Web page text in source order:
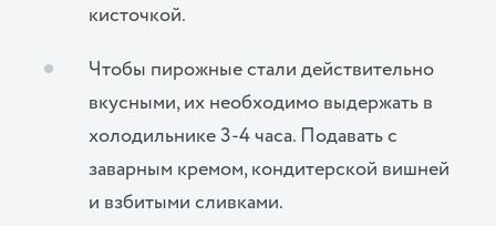
кисточкой.
Чтобы пирожные стали действительно
вкусными, их необходимо выдержать в
холодильнике 3-4 часа. Подавать с
заварным кремом, кондитерской вишней
и взбитыми сливками.